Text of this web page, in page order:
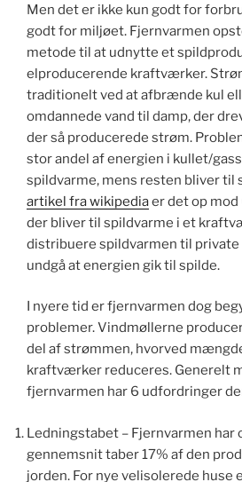
Men det er ikke kun godt for
godt for miljøet. Fjernvarmen
metode til at udnytte et
elproducerende kraftværker.
traditionelt ved at afbrænde kul
omdannede vand til damp, der
der så producerede strøm.
stor andel af energien i kullet/
spildvarme, mens resten bliver til
artikel fra wikipediaer det op
der bliver til spildvarme i et
distribuere spildvarmen til private
undgå at energien gik til spilde.
I nyere tid er fjernvarmen dog
problemer. Vindmøllerne
del af strømmen, hvorved
kraftværker reduceres. Generelt
fjernvarmen har 6 udfordringer
Ledningstabet – Fjernvarmen har
gennemsnit taber 17% af den
jorden. For nye velisolerede huse